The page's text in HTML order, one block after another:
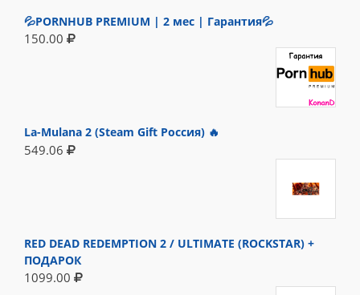
💦PORNHUB PREMIUM | 2 мес | Гарантия💦
150.00
La-Mulana 2 (Steam Gift Россия) 🔥
549.06
RED DEAD REDEMPTION 2 / ULTIMATE (ROCKSTAR) +
ПОДАРОК
1099.00